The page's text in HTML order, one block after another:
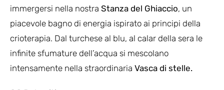
immergersi nella nostra Stanza del Ghiaccio, un
piacevole bagno di energia ispirato ai principi della
crioterapia. Dal turchese al blu, al calar della sera le
infinite sfumature dell’acqua si mescolano
intensamente nella straordinaria Vasca di stelle.